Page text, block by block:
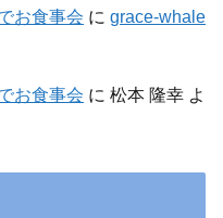
お食事会 に grace-whale
お食事会 に 松本 隆幸 よ